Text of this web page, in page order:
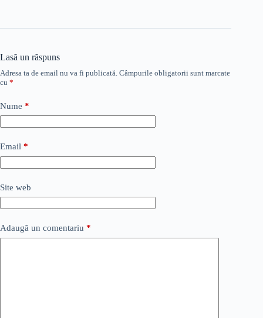
Lasă un răspuns
Adresa ta de email nu va fi publicată. Câmpurile obligatorii sunt marcate
cu *
Nume *
Email *
Site web
Adaugă un comentariu *